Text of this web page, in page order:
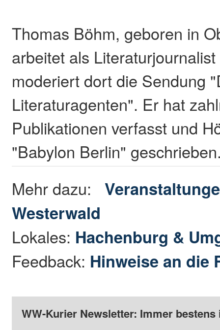
Thomas Böhm, geboren in
arbeitet als
moderiert dort die Sendung
Literaturagenten". Er hat
Publikationen verfasst und
"Babylon Berlin"
Mehr dazu:
Westerwald
Lokales: Hachenburg &
Feedback: Hinweise an die
WW-Kurier Newsletter: Immer